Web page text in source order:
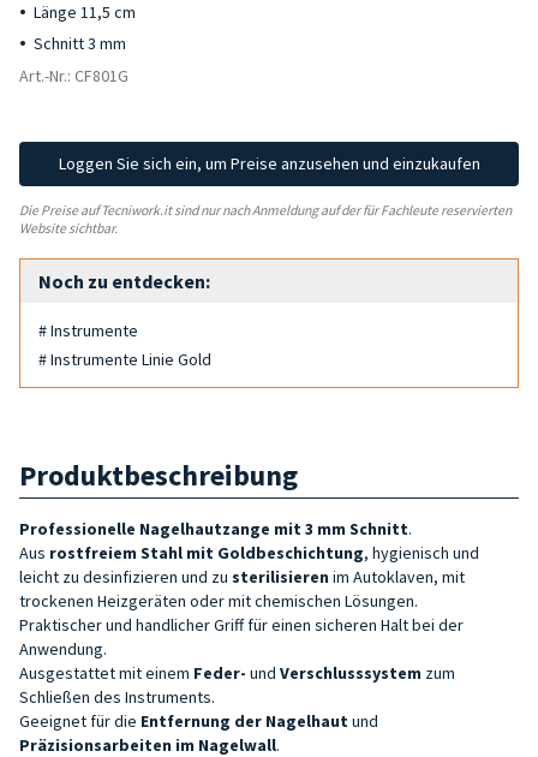
Länge 11,5 cm
Schnitt 3 mm
Art.-Nr.: CF801G
Loggen Sie sich ein, um Preise anzusehen und einzukaufen
Die Preise auf Tecniwork.it sind nur nach Anmeldung auf der für Fachleute reservierten
Website sichtbar.
Noch zu entdecken:
# Instrumente
# Instrumente Linie Gold
Produktbeschreibung
Professionelle Nagelhautzange mit 3 mm Schnitt.
Aus rostfreiem Stahl mit Goldbeschichtung, hygienisch und
leicht zu desinfizieren und zu sterilisieren im Autoklaven, mit
trockenen Heizgeräten oder mit chemischen Lösungen.
Praktischer und handlicher Griff für einen sicheren Halt bei der
Anwendung.
Ausgestattet mit einem Feder- und Verschlusssystem zum
Schließen des Instruments.
Geeignet für die Entfernung der Nagelhaut und
Präzisionsarbeiten im Nagelwall.